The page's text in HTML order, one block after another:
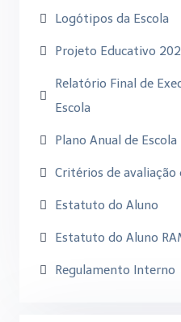
Logótipos da Escola
Projeto Educativo
Relatório Final de
Escola
Plano Anual de Escola
Critérios de avaliação
Estatuto do Aluno
Estatuto do Aluno
Regulamento Interno